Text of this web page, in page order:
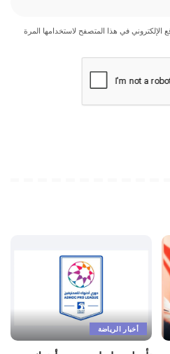
الإلكتروني في هذا المتصفح لاستخدامها المرة
أخبار الرياضة